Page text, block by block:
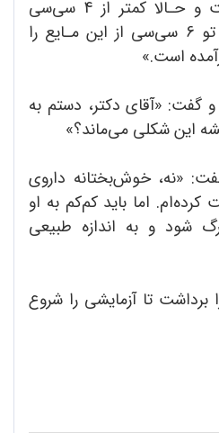
در این ظرف بوده اسـت و حـالا کمتر از 4 سی‌سی
مانـده است. یعنی پسر تو 6 سی‌سی از این مـایع را
است.»
گفت: «آقای دکتر، دستم به
این شکلی می‌ماند؟»
«نه، خوش‌بختانه داروی
اما باید کم‌کم به او
شود و به اندازه طبیعی
تا آزمایشی را شروع